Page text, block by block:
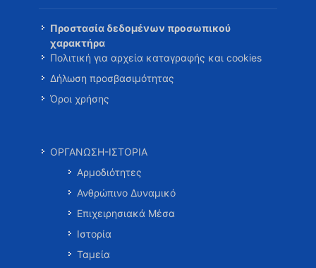
Προστασία δεδομένων προσωπικού
χαρακτήρα
Πολιτική για αρχεία καταγραφής και cookies
Δήλωση προσβασιμότητας
Όροι χρήσης
ΟΡΓΑΝΩΣΗ-ΙΣΤΟΡΙΑ
Αρμοδιότητες
Ανθρώπινο Δυναμικό
Επιχειρησιακά Μέσα
Ιστορία
Ταμεία